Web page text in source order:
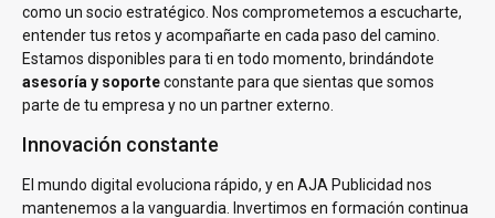
como un socio estratégico. Nos comprometemos a escucharte,
entender tus retos y acompañarte en cada paso del camino.
Estamos disponibles para ti en todo momento, brindándote
asesoría y soporteconstante para que sientas que somos
parte de tu empresa y no un partner externo.
Innovación constante
El mundo digital evoluciona rápido, y en AJA Publicidad nos
mantenemos a la vanguardia. Invertimos en formación continua